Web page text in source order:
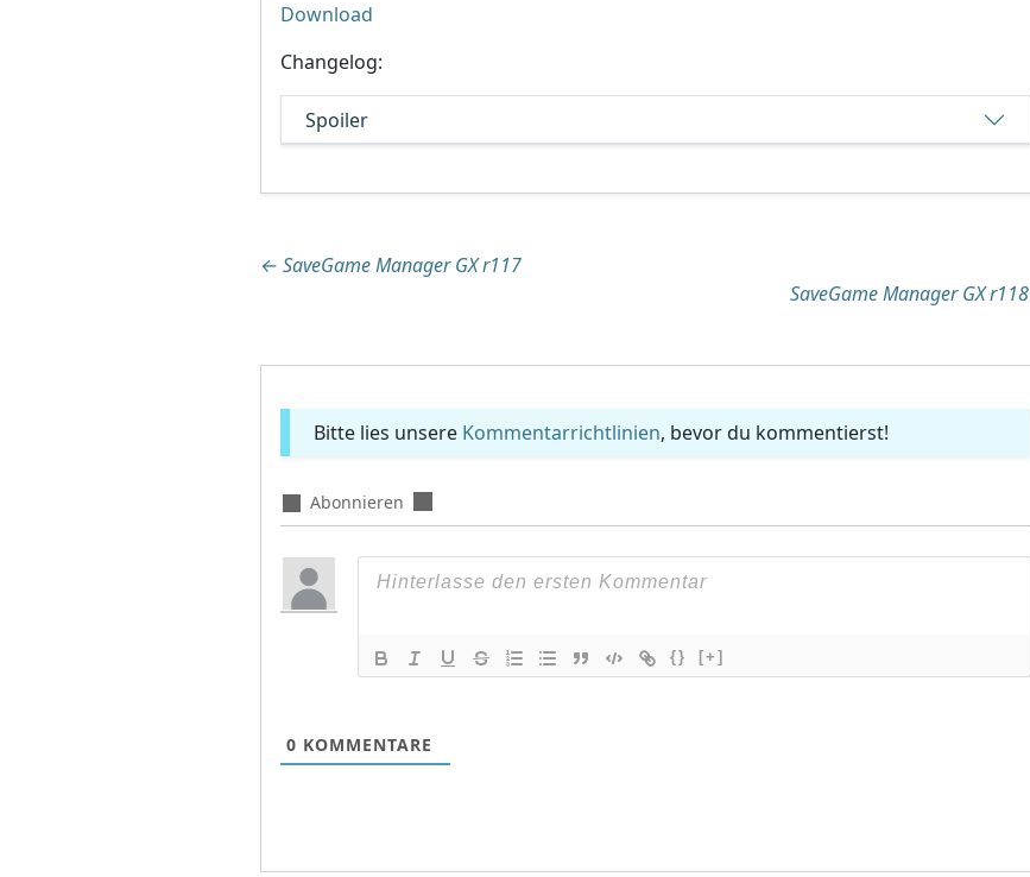
Download
Changelog:
Spoiler
Beitragsnavigation
← SaveGame Manager GX r117
SaveGame Manager GX r118
Bitte lies unsere Kommentarrichtlinien, bevor du kommentierst!
Abonnieren
{} [+]
0 KOMMENTARE